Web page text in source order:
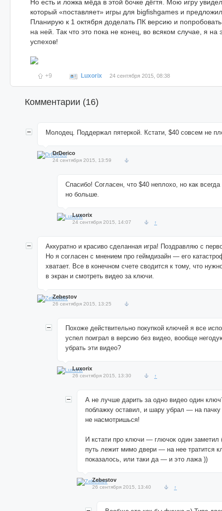
Но есть и ложка мёда в этой бочке дёгтя. Мою игру
который «поставляет» игры для bigfishgames и
Планирую к 1 октября доделать ПК версию и попробовать
на ней. Так что это пока не конец, во всяком случае, я
успехов!
+9 Luxorix 24 сентября 2015, 08:38
Комментарии (16)
Молодец. Поддержал пятеркой. Кстати, $40 совсем не
DrDerico
24 сентября 2015, 13:59
Спасибо! Согласен, что $40 неплохо, но как
но больше.
Luxorix
24 сентября 2015, 14:07 ↑
Аккуратно и красиво сделанная игра! Поздравляю с
Но я согласен с мнением про геймдизайн — его
хватает. Все в конечном счете сводится к тому, что
в экран и смотреть видео за ключи.
Zebestov
26 сентября 2015, 13:25
Похоже действительно покупкой ключей я все
успел поиграл в версию без видео, вообще
убрать эти видео?
Luxorix
26 сентября 2015, 13:30 ↑
А не лучше дарить за одно видео один
поблажку оставил, и шару убрал — на
не насмотришься!
И кстати про ключи — глючок один заметил
путь лежит мимо двери — на нее тратится
показалось, или таки да — и это лажа ))
Zebestov
26 сентября 2015, 13:40 ↑